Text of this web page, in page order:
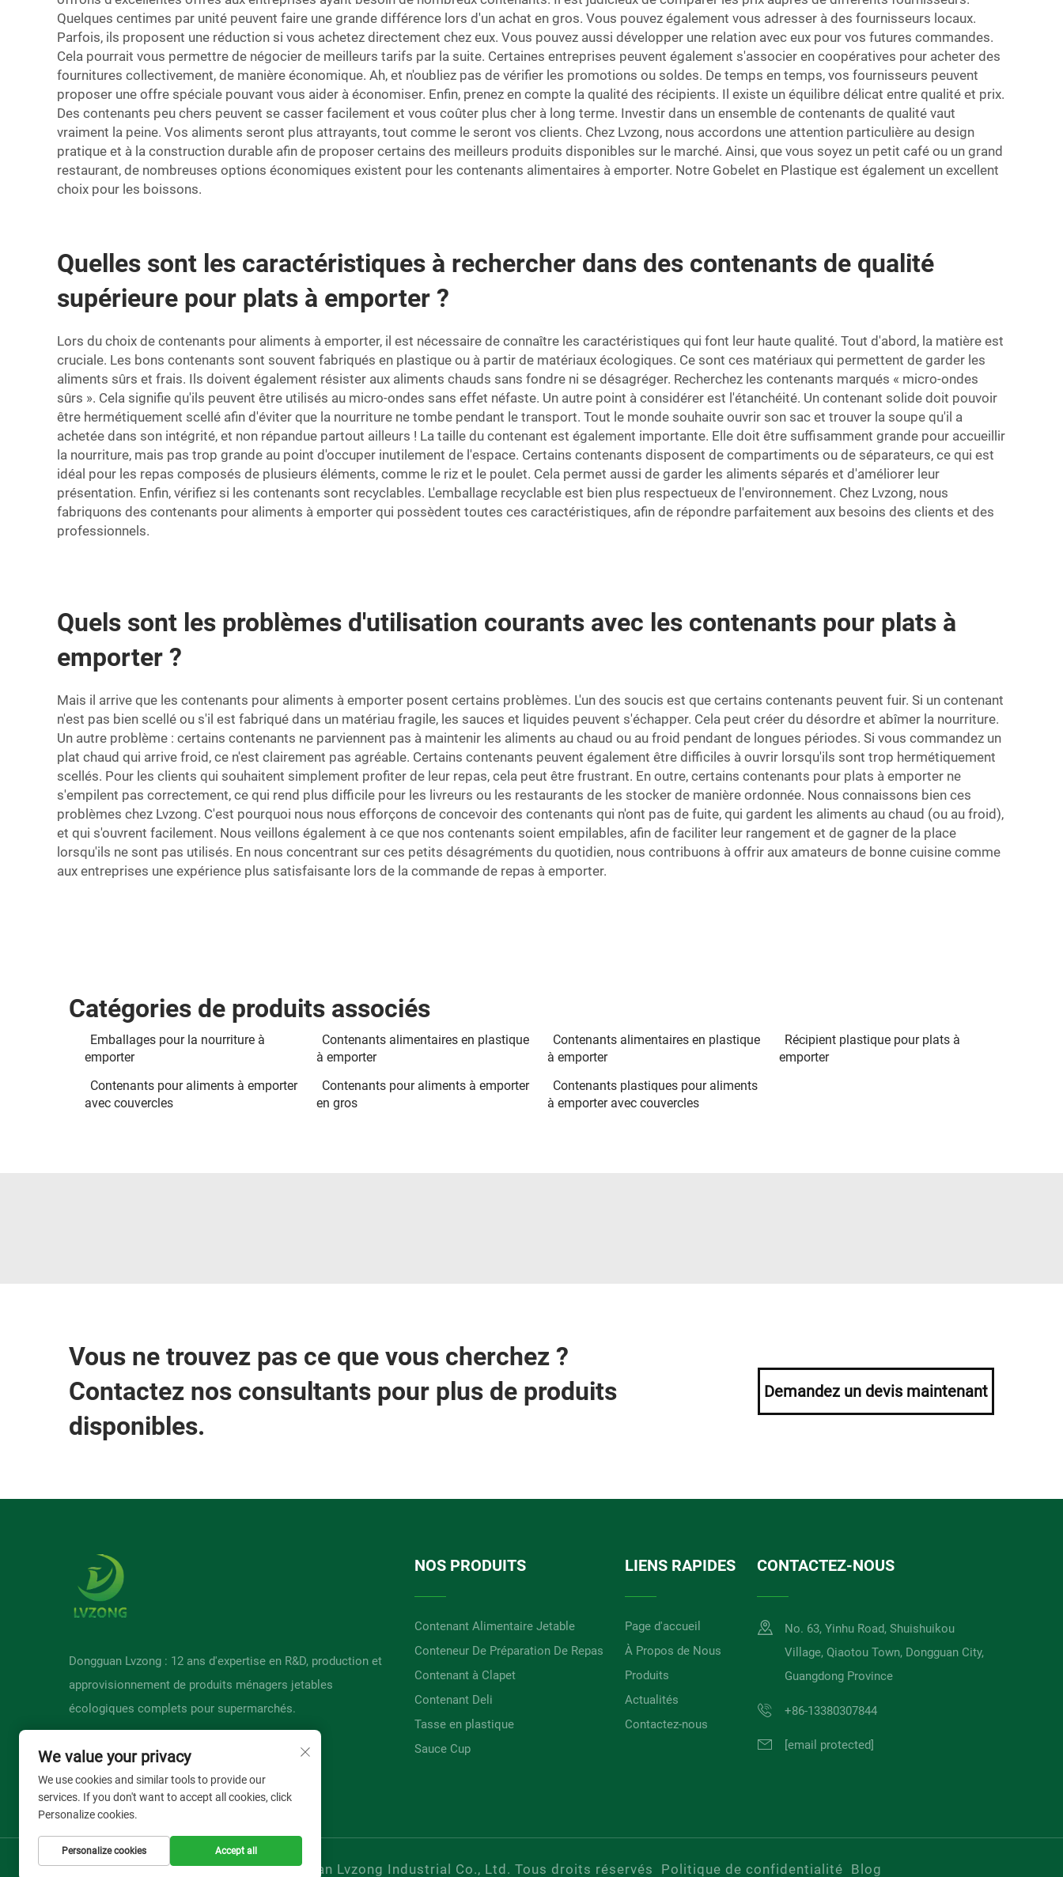
Quelques centimes par unité peuvent faire une grande différence lors d'un achat en gros. Vous pouvez également vous adresser à des fournisseurs locaux.
Parfois, ils proposent une réduction si vous achetez directement chez eux. Vous pouvez aussi développer une relation avec eux pour vos futures commandes.
Cela pourrait vous permettre de négocier de meilleurs tarifs par la suite. Certaines entreprises peuvent également s'associer en coopératives pour acheter des
fournitures collectivement, de manière économique. Ah, et n'oubliez pas de vérifier les promotions ou soldes. De temps en temps, vos fournisseurs peuvent
proposer une offre spéciale pouvant vous aider à économiser. Enfin, prenez en compte la qualité des récipients. Il existe un équilibre délicat entre qualité et prix.
Des contenants peu chers peuvent se casser facilement et vous coûter plus cher à long terme. Investir dans un ensemble de contenants de qualité vaut
vraiment la peine. Vos aliments seront plus attrayants, tout comme le seront vos clients. Chez Lvzong, nous accordons une attention particulière au design
pratique et à la construction durable afin de proposer certains des meilleurs produits disponibles sur le marché. Ainsi, que vous soyez un petit café ou un grand
restaurant, de nombreuses options économiques existent pour les contenants alimentaires à emporter. Notre Gobelet en Plastique est également un excellent
choix pour les boissons.
Quelles sont les caractéristiques à rechercher dans des contenants de qualité
supérieure pour plats à emporter ?
Lors du choix de contenants pour aliments à emporter, il est nécessaire de connaître les caractéristiques qui font leur haute qualité. Tout d'abord, la matière est
cruciale. Les bons contenants sont souvent fabriqués en plastique ou à partir de matériaux écologiques. Ce sont ces matériaux qui permettent de garder les
aliments sûrs et frais. Ils doivent également résister aux aliments chauds sans fondre ni se désagréger. Recherchez les contenants marqués « micro-ondes
sûrs ». Cela signifie qu'ils peuvent être utilisés au micro-ondes sans effet néfaste. Un autre point à considérer est l'étanchéité. Un contenant solide doit pouvoir
être hermétiquement scellé afin d'éviter que la nourriture ne tombe pendant le transport. Tout le monde souhaite ouvrir son sac et trouver la soupe qu'il a
achetée dans son intégrité, et non répandue partout ailleurs ! La taille du contenant est également importante. Elle doit être suffisamment grande pour accueillir
la nourriture, mais pas trop grande au point d'occuper inutilement de l'espace. Certains contenants disposent de compartiments ou de séparateurs, ce qui est
idéal pour les repas composés de plusieurs éléments, comme le riz et le poulet. Cela permet aussi de garder les aliments séparés et d'améliorer leur
présentation. Enfin, vérifiez si les contenants sont recyclables. L'emballage recyclable est bien plus respectueux de l'environnement. Chez Lvzong, nous
fabriquons des contenants pour aliments à emporter qui possèdent toutes ces caractéristiques, afin de répondre parfaitement aux besoins des clients et des
professionnels.
Quels sont les problèmes d'utilisation courants avec les contenants pour plats à
emporter ?
Mais il arrive que les contenants pour aliments à emporter posent certains problèmes. L'un des soucis est que certains contenants peuvent fuir. Si un contenant
n'est pas bien scellé ou s'il est fabriqué dans un matériau fragile, les sauces et liquides peuvent s'échapper. Cela peut créer du désordre et abîmer la nourriture.
Un autre problème : certains contenants ne parviennent pas à maintenir les aliments au chaud ou au froid pendant de longues périodes. Si vous commandez un
plat chaud qui arrive froid, ce n'est clairement pas agréable. Certains contenants peuvent également être difficiles à ouvrir lorsqu'ils sont trop hermétiquement
scellés. Pour les clients qui souhaitent simplement profiter de leur repas, cela peut être frustrant. En outre, certains contenants pour plats à emporter ne
s'empilent pas correctement, ce qui rend plus difficile pour les livreurs ou les restaurants de les stocker de manière ordonnée. Nous connaissons bien ces
problèmes chez Lvzong. C'est pourquoi nous nous efforçons de concevoir des contenants qui n'ont pas de fuite, qui gardent les aliments au chaud (ou au froid),
et qui s'ouvrent facilement. Nous veillons également à ce que nos contenants soient empilables, afin de faciliter leur rangement et de gagner de la place
lorsqu'ils ne sont pas utilisés. En nous concentrant sur ces petits désagréments du quotidien, nous contribuons à offrir aux amateurs de bonne cuisine comme
aux entreprises une expérience plus satisfaisante lors de la commande de repas à emporter.
Catégories de produits associés
Emballages pour la nourriture à
emporter
Contenants alimentaires en plastique
à emporter
Contenants alimentaires en plastique
à emporter
Récipient plastique pour plats à
emporter
Contenants pour aliments à emporter
avec couvercles
Contenants pour aliments à emporter
en gros
Contenants plastiques pour aliments
à emporter avec couvercles
Vous ne trouvez pas ce que vous cherchez ?
Contactez nos consultants pour plus de produits
disponibles.
Demandez un devis maintenant
Dongguan Lvzong : 12 ans d'expertise en R&D, production et
approvisionnement de produits ménagers jetables
écologiques complets pour supermarchés.
NOS PRODUITS
Contenant Alimentaire Jetable
Conteneur De Préparation De Repas
Contenant à Clapet
Contenant Deli
Tasse en plastique
Sauce Cup
LIENS RAPIDES
Page d'accueil
À Propos de Nous
Produits
Actualités
Contactez-nous
CONTACTEZ-NOUS
No. 63, Yinhu Road, Shuishuikou
Village, Qiaotou Town, Dongguan City,
Guangdong Province
+86-13380307844
[email protected]
Copyright © Dongguan Lvzong Industrial Co., Ltd. Tous droits réservés Politique de confidentialité Blog
We value your privacy
We use cookies and similar tools to provide our
services. If you don't want to accept all cookies, click
Personalize cookies.
Personalize cookies Accept all